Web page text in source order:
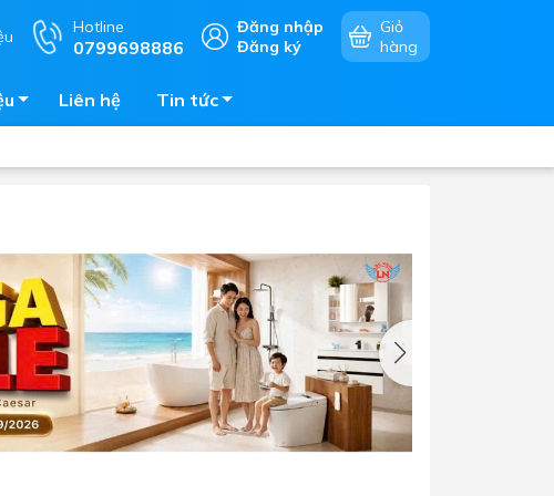
Hotline
0799698886
Đăng nhập
Đăng ký
Giỏ
hàng
mặt
Bếp điện - bếp từ âm bàn
Vòi chậu rửa chén
Bếp gas âm bàn
Máy hút khói - hút mùi
Lò vi sóng - lò nướng - lò hấp
Phụ kiện nhà bếp
Liên hệ Tin tức